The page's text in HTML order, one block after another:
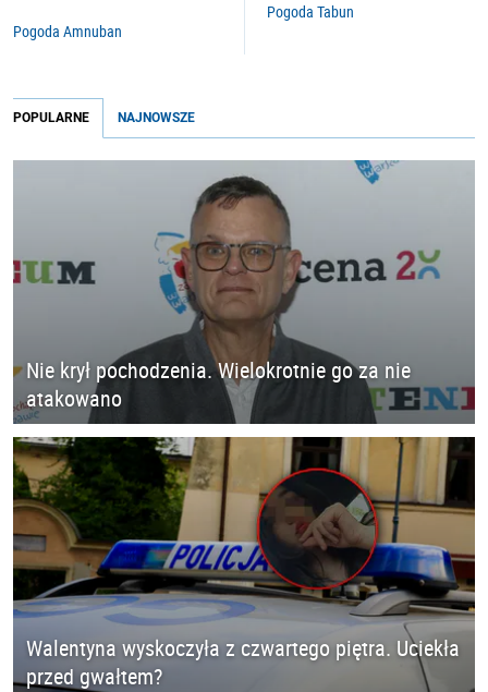
Pogoda Amnuban
Pogoda Tabun
POPULARNE NAJNOWSZE
Nie krył pochodzenia. Wielokrotnie go za nie
atakowano
Walentyna wyskoczyła z czwartego piętra. Uciekła
przed gwałtem?